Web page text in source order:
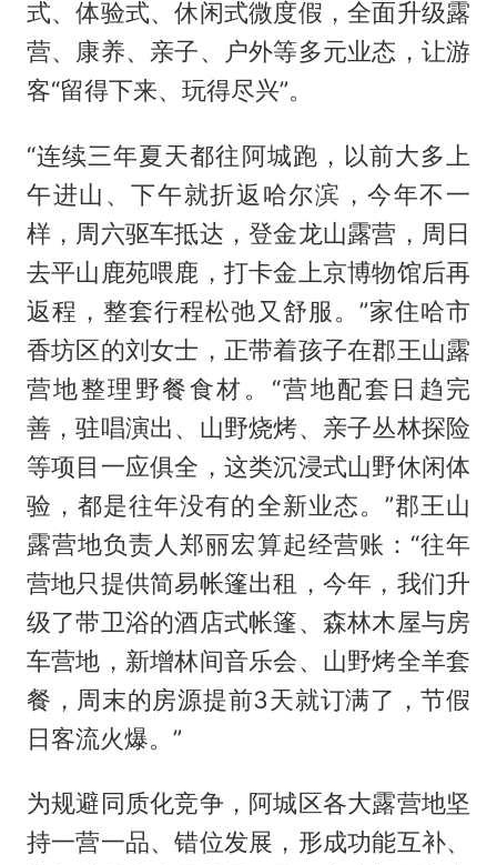
式、体验式、休闲式微度假，全面升级露
营、康养、亲子、户外等多元业态，让游
客“留得下来、玩得尽兴”。
“连续三年夏天都往阿城跑，以前大多上
午进山、下午就折返哈尔滨，今年不一
样，周六驱车抵达，登金龙山露营，周日
去平山鹿苑喂鹿，打卡金上京博物馆后再
返程，整套行程松弛又舒服。”家住哈市
香坊区的刘女士，正带着孩子在郡王山露
营地整理野餐食材。“营地配套日趋完
善，驻唱演出、山野烧烤、亲子丛林探险
等项目一应俱全，这类沉浸式山野休闲体
验，都是往年没有的全新业态。”郡王山
露营地负责人郑丽宏算起经营账：“往年
营地只提供简易帐篷出租，今年，我们升
级了带卫浴的酒店式帐篷、森林木屋与房
车营地，新增林间音乐会、山野烤全羊套
餐，周末的房源提前3天就订满了，节假
日客流火爆。”
为规避同质化竞争，阿城区各大露营地坚
持一营一品、错位发展，形成功能互补、